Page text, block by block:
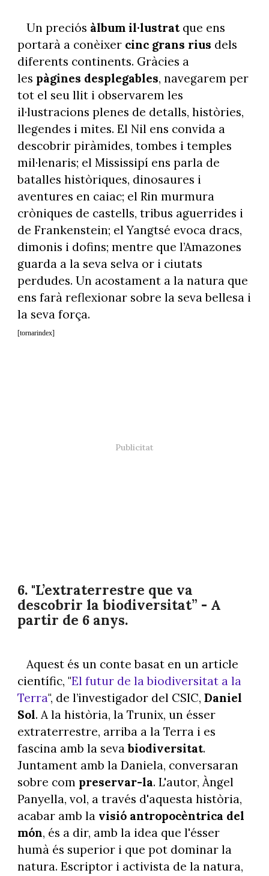
Un preciós àlbum il·lustratque ens
portarà a conèixer cinc grans rius dels
diferents continents. Gràcies a
les pàgines desplegables, navegarem per
tot el seu llit i observarem les
il·lustracions plenes de detalls, històries,
llegendes i mites. El Nil ens convida a
descobrir piràmides, tombes i temples
mil·lenaris; el Mississipí ens parla de
batalles històriques, dinosaures i
aventures en caiac; el Rin murmura
cròniques de castells, tribus aguerrides i
de Frankenstein; el Yangtsé evoca dracs,
dimonis i dofins; mentre que l’Amazones
guarda a la seva selva or i ciutats
perdudes. Un acostament a la natura que
ens farà reflexionar sobre la seva bellesa i
la seva força.
[tornarindex]
6. "L’extraterrestre que va
descobrir la biodiversitat” - A
partir de 6 anys.
Aquest és un conte basat en un article
científic, "El futur de la biodiversitat a la
Terra", de l’investigador del CSIC, Daniel
Sol. A la història, la Trunix, un ésser
extraterrestre, arriba a la Terra i es
fascina amb la sevabiodiversitat.
Juntament amb la Daniela, conversaran
sobre com preservar-la. L'autor, Àngel
Panyella, vol, a través d'aquesta història,
acabar amb la visió antropocèntrica del
món, és a dir, amb la idea que l'ésser
humà és superior i que pot dominar la
natura. Escriptor i activista de la natura,